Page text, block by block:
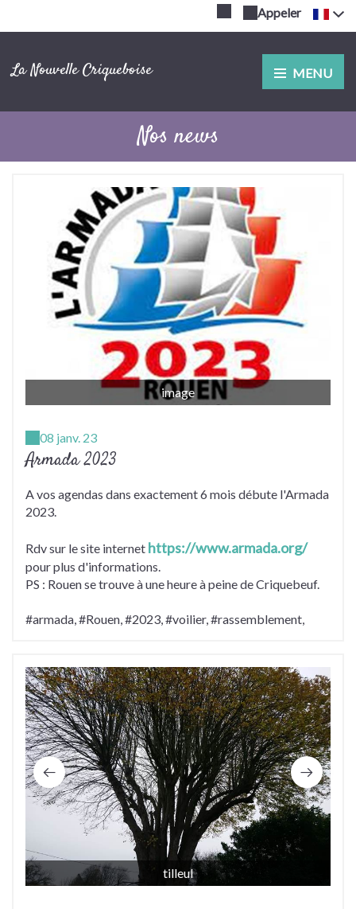
Appeler
La Nouvelle Criqueboise MENU
Nos news
image
08 janv. 23
Armada 2023
A vos agendas dans exactement 6 mois débute l'Armada
2023.
Rdv sur le site internet https://www.armada.org/
pour plus d'informations.
PS : Rouen se trouve à une heure à peine de Criquebeuf.
#armada, #Rouen, #2023, #voilier, #rassemblement,
tilleul